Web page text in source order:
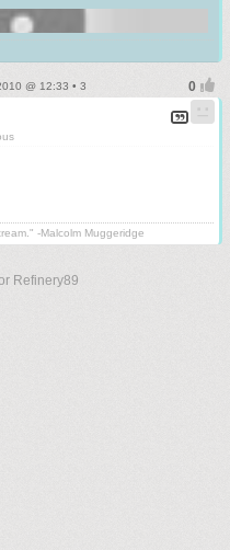
@ 12:33 • 3
-Malcolm Muggeridge
Refinery89